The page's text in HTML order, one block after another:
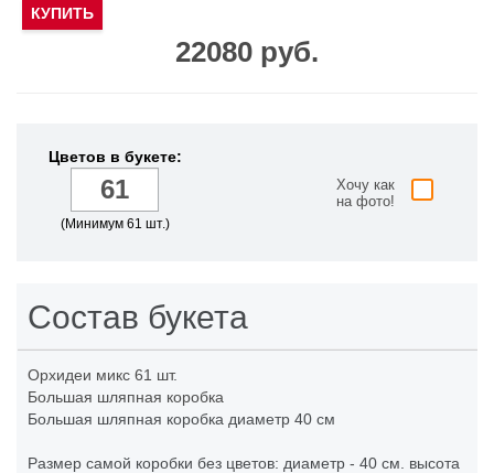
22080 руб.
КУПИТЬ
Цветов в букете:
(Минимум 61 шт.)
Хочу как
на фото!
Состав букета
Орхидеи микс 61 шт.
Большая шляпная коробка
Большая шляпная коробка диаметр 40 см
Размер самой коробки без цветов: диаметр - 40 см. высота